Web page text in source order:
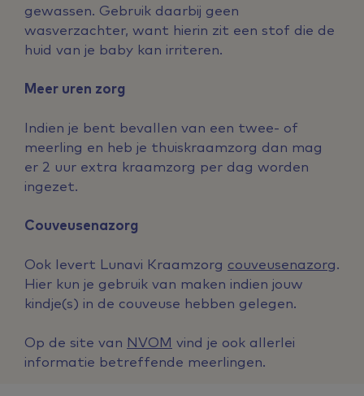
gewassen. Gebruik daarbij geen
wasverzachter, want hierin zit een stof die de
huid van je baby kan irriteren.
Meer uren zorg
Indien je bent bevallen van een twee- of
meerling en heb je thuiskraamzorg dan mag
er 2 uur extra kraamzorg per dag worden
ingezet.
Couveusenazorg
Ook levert Lunavi Kraamzorg couveusenazorg.
Hier kun je gebruik van maken indien jouw
kindje(s) in de couveuse hebben gelegen.
Op de site van NVOM vind je ook allerlei
informatie betreffende meerlingen.